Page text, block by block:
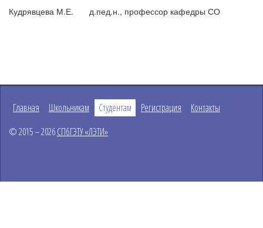
Кудрявцева М.Е.
д.пед.н., профессор кафедры СО
Главная Школьникам Студентам Регистрация
Контакты
© 2015 – 2026СПбГЭТУ «ЛЭТИ»